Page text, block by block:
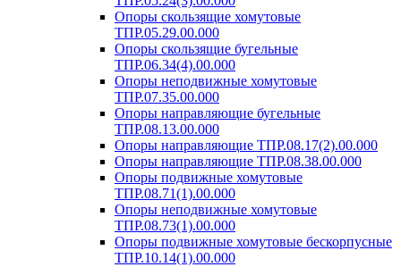
Опоры скользящие хомутовые
ТПР.05.29.00.000
Опоры скользящие бугельные
ТПР.06.34(4).00.000
Опоры неподвижные хомутовые
ТПР.07.35.00.000
Опоры направляющие бугельные
ТПР.08.13.00.000
Опоры направляющие ТПР.08.17(2).00.000
Опоры направляющие ТПР.08.38.00.000
Опоры подвижные хомутовые
ТПР.08.71(1).00.000
Опоры неподвижные хомутовые
ТПР.08.73(1).00.000
Опоры подвижные хомутовые бескорпусные
ТПР.10.14(1).00.000